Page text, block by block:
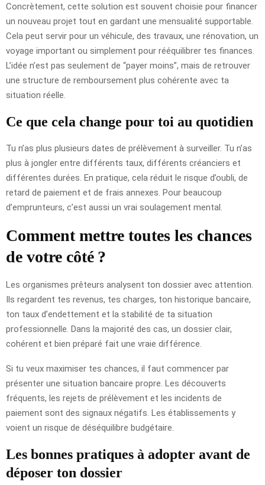
Concrètement, cette solution est souvent choisie pour financer
un nouveau projet tout en gardant une mensualité supportable.
Cela peut servir pour un véhicule, des travaux, une rénovation, un
voyage important ou simplement pour rééquilibrer tes finances.
L’idée n’est pas seulement de “payer moins”, mais de retrouver
une structure de remboursement plus cohérente avec ta
situation réelle.
Ce que cela change pour toi au quotidien
Tu n’as plus plusieurs dates de prélèvement à surveiller. Tu n’as
plus à jongler entre différents taux, différents créanciers et
différentes durées. En pratique, cela réduit le risque d’oubli, de
retard de paiement et de frais annexes. Pour beaucoup
d’emprunteurs, c’est aussi un vrai soulagement mental.
Comment mettre toutes les chances
de votre côté ?
Les organismes prêteurs analysent ton dossier avec attention.
Ils regardent tes revenus, tes charges, ton historique bancaire,
ton taux d’endettement et la stabilité de ta situation
professionnelle. Dans la majorité des cas, un dossier clair,
cohérent et bien préparé fait une vraie différence.
Si tu veux maximiser tes chances, il faut commencer par
présenter une situation bancaire propre. Les découverts
fréquents, les rejets de prélèvement et les incidents de
paiement sont des signaux négatifs. Les établissements y
voient un risque de déséquilibre budgétaire.
Les bonnes pratiques à adopter avant de
déposer ton dossier